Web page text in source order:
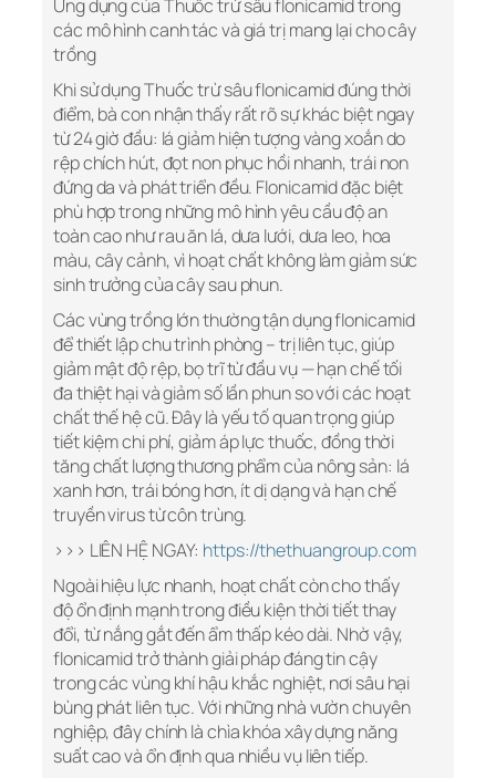
Ứng dụng của Thuốc trừ sâu flonicamid trong
các mô hình canh tác và giá trị mang lại cho cây
trồng
Khi sử dụng Thuốc trừ sâu flonicamid đúng thời
điểm, bà con nhận thấy rất rõ sự khác biệt ngay
từ 24 giờ đầu: lá giảm hiện tượng vàng xoắn do
rệp chích hút, đọt non phục hồi nhanh, trái non
đứng da và phát triển đều. Flonicamid đặc biệt
phù hợp trong những mô hình yêu cầu độ an
toàn cao như rau ăn lá, dưa lưới, dưa leo, hoa
màu, cây cảnh, vì hoạt chất không làm giảm sức
sinh trưởng của cây sau phun.
Các vùng trồng lớn thường tận dụng flonicamid
để thiết lập chu trình phòng – trị liên tục, giúp
giảm mật độ rệp, bọ trĩ từ đầu vụ — hạn chế tối
đa thiệt hại và giảm số lần phun so với các hoạt
chất thế hệ cũ. Đây là yếu tố quan trọng giúp
tiết kiệm chi phí, giảm áp lực thuốc, đồng thời
tăng chất lượng thương phẩm của nông sản: lá
xanh hơn, trái bóng hơn, ít dị dạng và hạn chế
truyền virus từ côn trùng.
>>> LIÊN HỆ NGAY: https://thethuangroup.com
Ngoài hiệu lực nhanh, hoạt chất còn cho thấy
độ ổn định mạnh trong điều kiện thời tiết thay
đổi, từ nắng gắt đến ẩm thấp kéo dài. Nhờ vậy,
flonicamid trở thành giải pháp đáng tin cậy
trong các vùng khí hậu khắc nghiệt, nơi sâu hại
bùng phát liên tục. Với những nhà vườn chuyên
nghiệp, đây chính là chìa khóa xây dựng năng
suất cao và ổn định qua nhiều vụ liên tiếp.